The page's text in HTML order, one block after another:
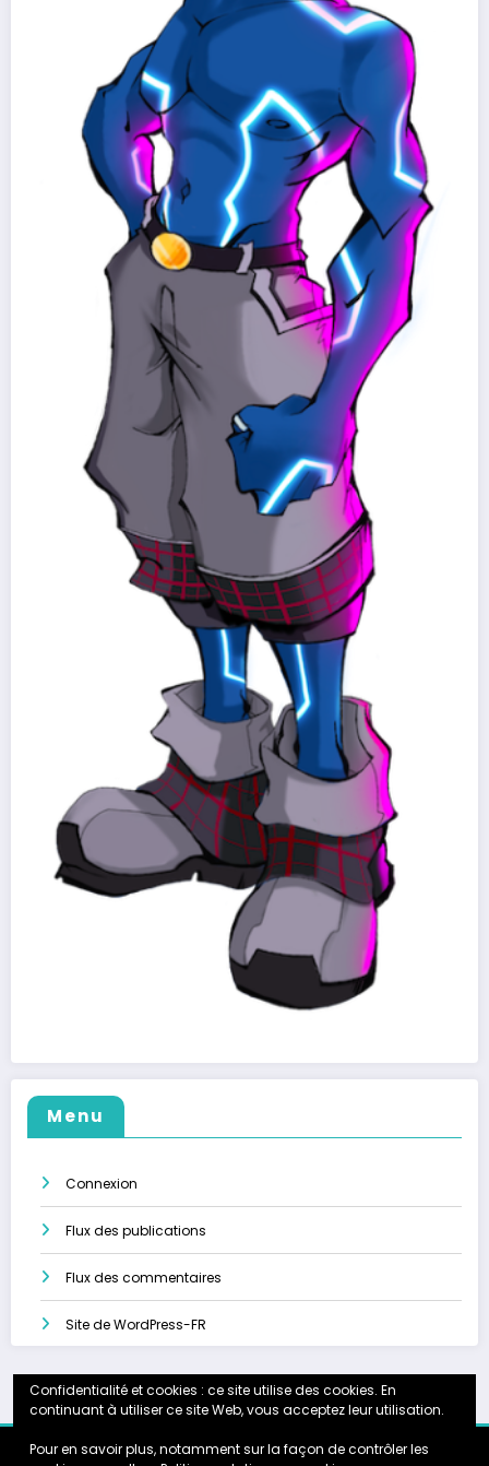
Menu
Connexion
Flux des publications
Flux des commentaires
Site de WordPress-FR
Accueil Calendrier Instagram Galerie
Partenariats
Confidentialité et cookies : ce site utilise des cookies. En
continuant à utiliser ce site Web, vous acceptez leur utilisation.
Pour en savoir plus, notamment sur la façon de contrôler les